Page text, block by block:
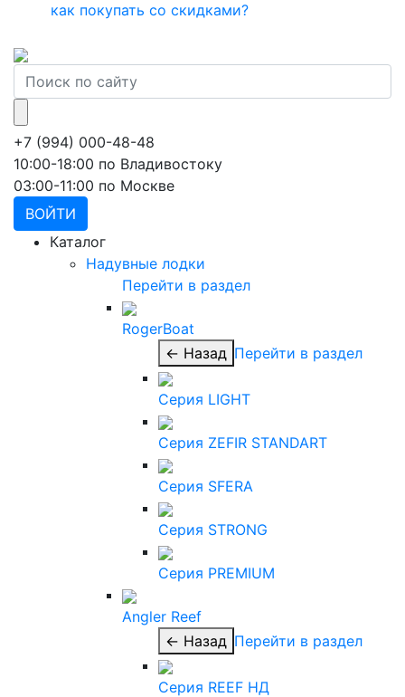
как покупать со скидками?
+7 (994) 000-48-48
10:00-18:00 по Владивостоку
03:00-11:00 по Москве
ВОЙТИ
Каталог
Надувные лодки
Перейти в раздел
RogerBoat
← Назад Перейти в раздел
Серия LIGHT
Серия ZEFIR STANDART
Серия SFERA
Серия STRONG
Серия PREMIUM
Angler Reef
← Назад Перейти в раздел
Серия REEF НД